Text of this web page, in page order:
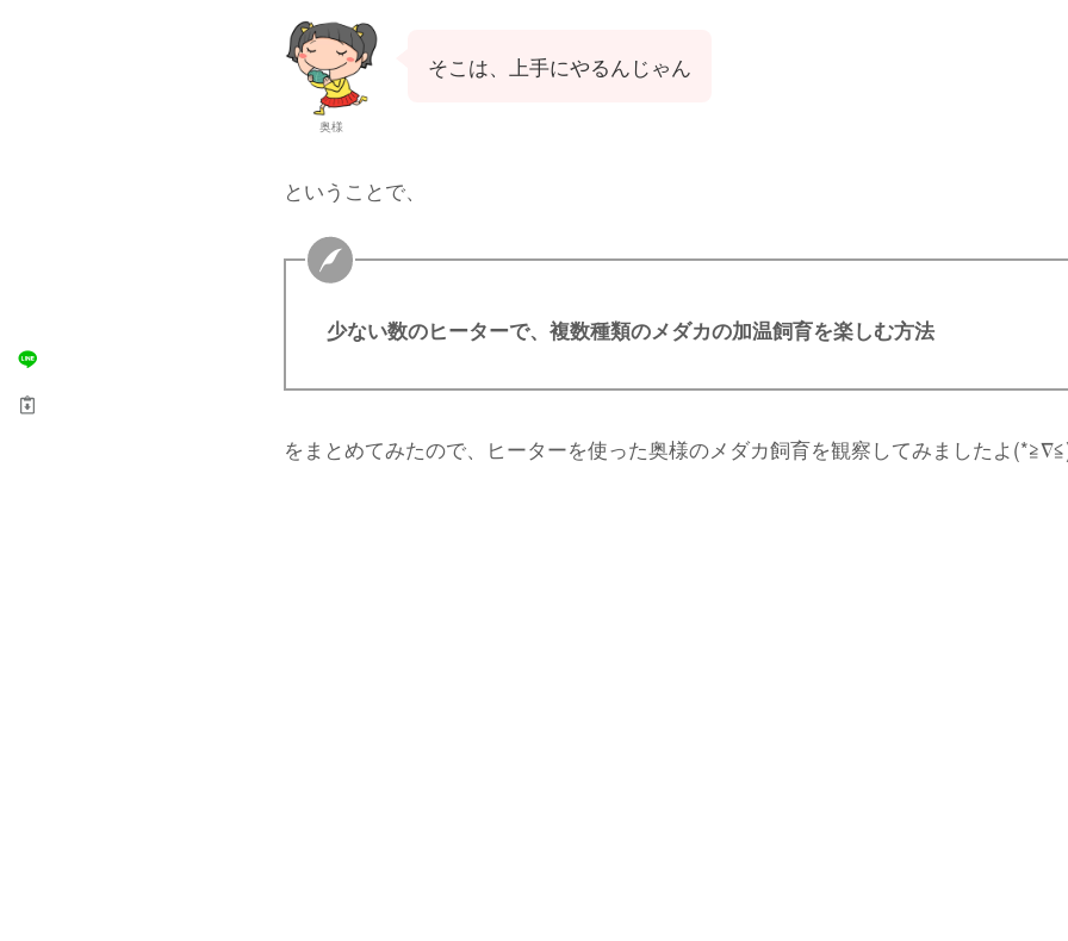
奥様
そこは、上手にやるんじゃん
ということで、
少ない数のヒーターで、複数種類のメダカの加温飼育を楽しむ方法
をまとめてみたので、ヒーターを使った奥様のメダカ飼育を観察してみましたよ